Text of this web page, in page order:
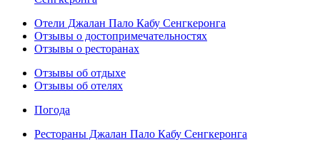
Отели Джалан Пало Кабу Сенгкеронга
Отзывы о достопримечательностях
Отзывы о ресторанах
Отзывы об отдыхе
Отзывы об отелях
Погода
Рестораны Джалан Пало Кабу Сенгкеронга